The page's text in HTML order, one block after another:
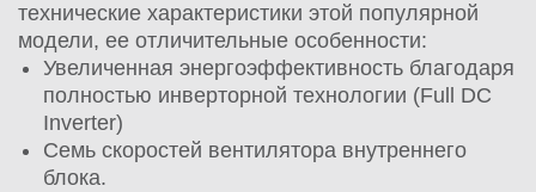
технические характеристики этой популярной
модели, ее отличительные особенности:
Увеличенная энергоэффективность благодаря
полностью инверторной технологии (Full DC
Inverter)
Семь скоростей вентилятора внутреннего
блока.